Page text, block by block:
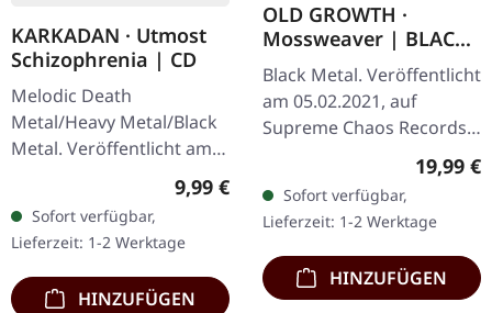
KARKADAN · Utmost
Schizophrenia | CD
Melodic Death
Metal/Heavy Metal/Black
Metal. Veröffentlicht am
08.03.2004, auf Supreme
Chaos Records. CD im
Jewelcase mit 16-seitigem
Booklet.…
Regulärer Preis:
9,99 €
Sofort verfügbar,
Lieferzeit: 1-2 Werktage
HINZUFÜGEN
OLD GROWTH ·
Mossweaver | BLACK
2LP
Black Metal. Veröffentlicht
am 05.02.2021, auf
Supreme Chaos Records.
Schwarzes Doppel-Vinyl
im schweren Gatefold-
Cover mit bedrucktem
Insert und…
19,99 €
Sofort verfügbar,
Lieferzeit: 1-2 Werktage
HINZUFÜGEN